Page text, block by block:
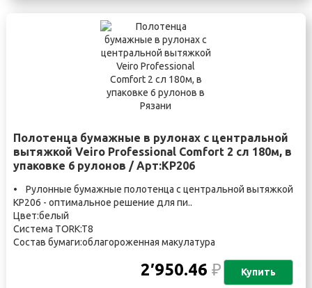
Полотенца бумажные в рулонах с центральной
вытяжкой Veiro Professional Comfort 2 сл 180м, в
упаковке 6 рулонов / Арт:KP206
• Рулонные бумажные полотенца с центральной вытяжкой
KP206 - оптимальное решение для пи..
Цвет:белый
Система TORK:T8
Состав бумаги:облагороженная макулатура
2′950.46₽ Купить